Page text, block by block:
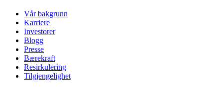
Vår bakgrunn
Karriere
Investorer
Blogg
Presse
Bærekraft
Resirkulering
Tilgjengelighet